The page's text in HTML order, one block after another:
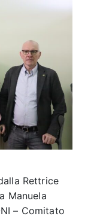
Rettrice
Manuela
– Comitato